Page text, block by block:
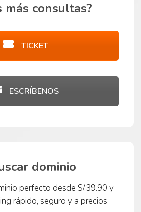
más consultas?
TICKET
ESCRÍBENOS
dominio
perfecto desde S/.39.90 y
rápido, seguro y a precios